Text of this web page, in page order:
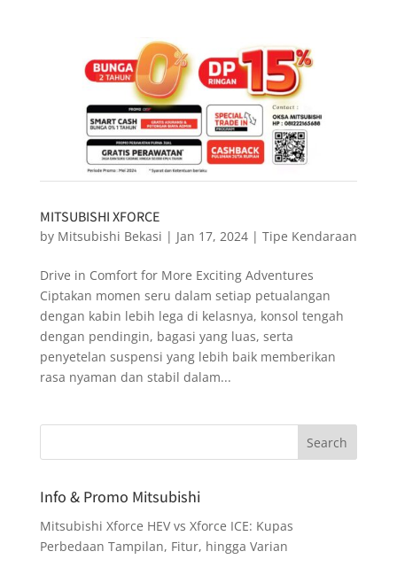
MITSUBISHI XFORCE
by Mitsubishi Bekasi | Jan 17, 2024| Tipe Kendaraan
Drive in Comfort for More Exciting Adventures
Ciptakan momen seru dalam setiap petualangan
dengan kabin lebih lega di kelasnya, konsol tengah
dengan pendingin, bagasi yang luas, serta
penyetelan suspensi yang lebih baik memberikan
rasa nyaman dan stabil dalam...
Info & Promo Mitsubishi
Mitsubishi Xforce HEV vs Xforce ICE: Kupas
Perbedaan Tampilan, Fitur, hingga Varian